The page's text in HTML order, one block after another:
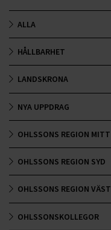
ALLA
HÅLLBARHET
LANDSKRONA
NYA UPPDRAG
OHLSSONS REGION MITT
OHLSSONS REGION SYD
OHLSSONS REGION VÄST
OHLSSONSKOLLEGOR